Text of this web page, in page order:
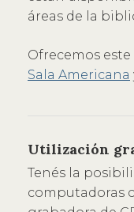
áreas de la
Ofrecemos este
Sala Americana
Utilización
Tenés la
computadoras